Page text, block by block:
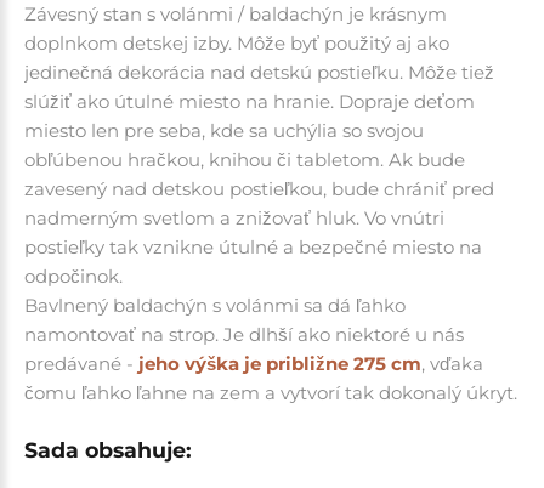
Závesný stan s volánmi / baldachýn je krásnym
doplnkom detskej izby. Môže byť použitý aj ako
jedinečná dekorácia nad detskú postieľku. Môže tiež
slúžiť ako útulné miesto na hranie. Dopraje deťom
miesto len pre seba, kde sa uchýlia so svojou
obľúbenou hračkou, knihou či tabletom. Ak bude
zavesený nad detskou postieľkou, bude chrániť pred
nadmerným svetlom a znižovať hluk. Vo vnútri
postieľky tak vznikne útulné a bezpečné miesto na
odpočinok.
Bavlnený baldachýn s volánmi sa dá ľahko
namontovať na strop. Je dlhší ako niektoré u nás
predávané - jeho výška je približne 275 cm, vďaka
čomu ľahko ľahne na zem a vytvorí tak dokonalý úkryt.
Sada obsahuje: